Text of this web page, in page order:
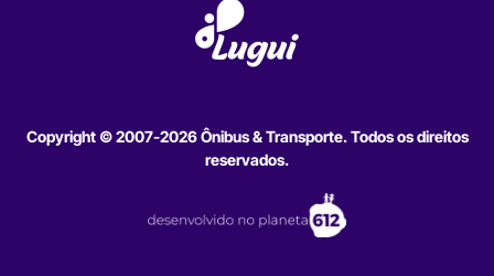
Copyright © 2007-2026 Ônibus & Transporte. Todos os direitos
reservados.